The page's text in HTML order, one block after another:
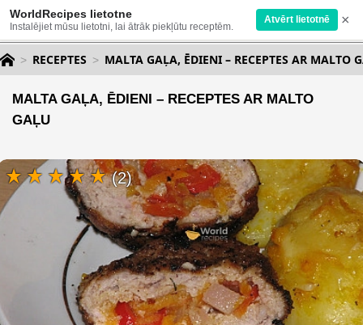
WorldRecipes lietotne
Instalējiet mūsu lietotni, lai ātrāk piekļūtu receptēm.
Atvērt lietotnē ×
RECEPTES MALTA GAĻA, ĒDIENI – RECEPTES AR MALTO
MALTA GAĻA, ĒDIENI – RECEPTES AR MALTO
GAĻU
(2)